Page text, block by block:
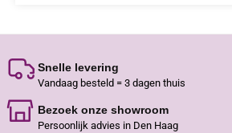
Snelle levering
Vandaag besteld = 3 dagen thuis
Bezoek onze showroom
Persoonlijk advies in Den Haag